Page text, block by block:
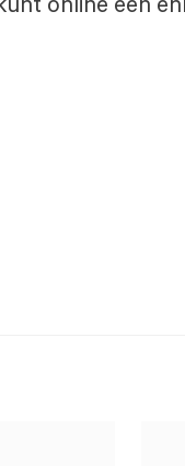
online een